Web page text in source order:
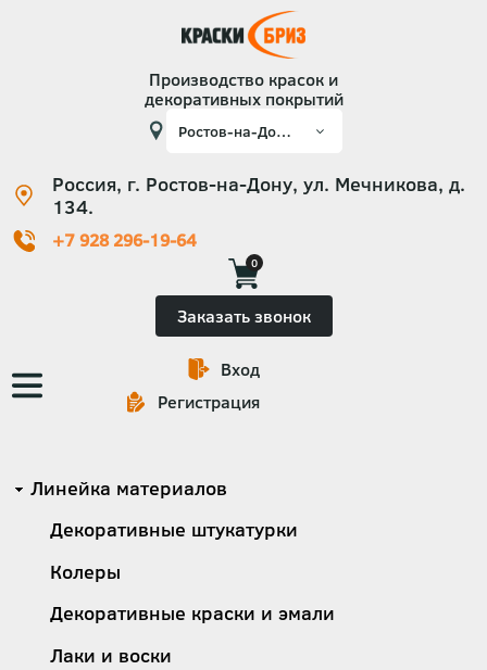
Производство красок и
декоративных покрытий
Россия, г. Ростов-на-Дону, ул. Мечникова, д.
134.
+7 928 296-19-64
0
Заказать звонок
Основная
навигация
Вход
Регистрация
Категории
Линейка материалов
Декоративные штукатурки
Колеры
Декоративные краски и эмали
Лаки и воски